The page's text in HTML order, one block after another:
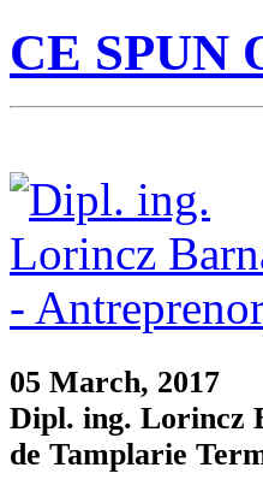
CE SPUN
05 March, 2017
Dipl. ing. Lorincz
de Tamplarie